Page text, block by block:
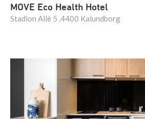
MOVE Eco Health Hotel
Stadion Allè 5 ,4400 Kalundborg